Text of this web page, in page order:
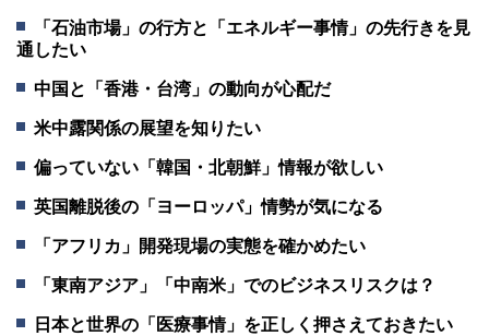
「石油市場」の行方と「エネルギー事情」の先行きを見
通したい
中国と「香港・台湾」の動向が心配だ
米中露関係の展望を知りたい
偏っていない「韓国・北朝鮮」情報が欲しい
英国離脱後の「ヨーロッパ」情勢が気になる
「アフリカ」開発現場の実態を確かめたい
「東南アジア」「中南米」でのビジネスリスクは？
日本と世界の「医療事情」を正しく押さえておきたい